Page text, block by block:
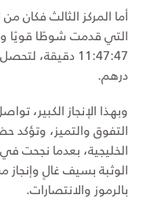
أما المركز الثالث
التي قدمت شوطًا قويًا
11:47:47
درهم.
وبهذا الإنجاز الكبير،
التفوق والتميز، وتؤكد
الخليجية، بعدما نجحت
الوثبة بسيف غالٍ
بالرموز والانتصارات.